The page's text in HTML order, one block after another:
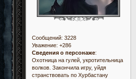
Сообщений: 3228
Уважение: +286
Сведения о персонаже:
Охотница на гулей, укротительница
волков. Закончила игру, уйдя
странствовать по Хурбастану